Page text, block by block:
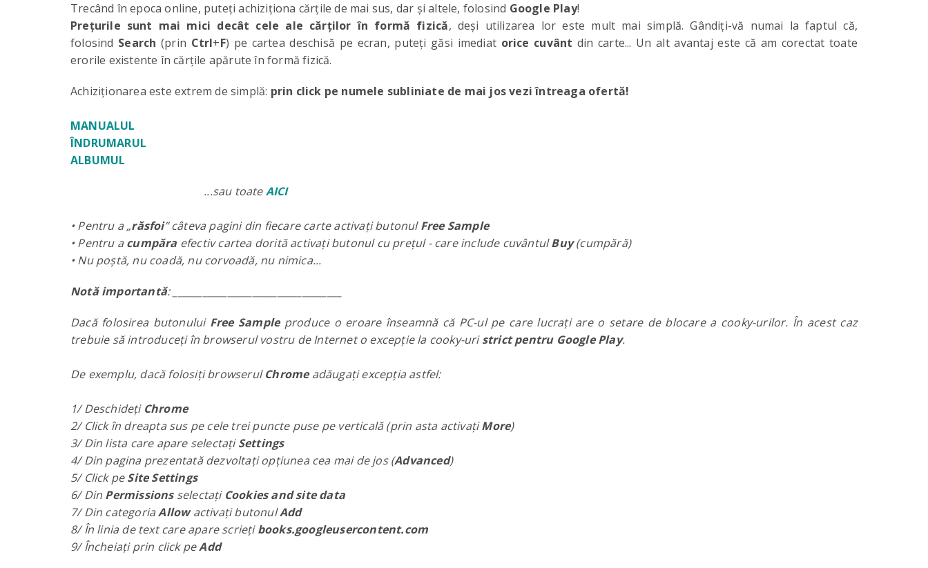
Trecând în epoca online, puteți achiziționa cărțile de mai sus, dar și altele, folosind Google Play!
Prețurile sunt mai mici decât cele ale cărților în formă fizică, deși utilizarea lor este mult mai simplă. Gândiți-vă numai la faptul că,
folosind Search (prin Ctrl+F) pe cartea deschisă pe ecran, puteți găsi imediat orice cuvânt din carte... Un alt avantaj este că am corectat toate
erorile existente în cărțile apărute în formă fizică.
Achiziționarea este extrem de simplă: prin click pe numele subliniate de mai jos vezi întreaga ofertă!
MANUALUL
ÎNDRUMARUL
ALBUMUL
...sau toateAICI
• Pentru a „răsfoi” câteva pagini din fiecare carte activați butonulFree Sample
• Pentru a cumpăra efectiv cartea dorită activați butonul cu prețul - care include cuvântulBuy(cumpără)
• Nu poștă, nu coadă, nu corvoadă, nu nimica...
Notă importantă: __________________________________
Dacă folosirea butonului Free Sampleproduce o eroare înseamnă că PC-ul pe care lucrați are o setare de blocare a cooky-urilor. În acest caz
trebuie să introducețiîn browserul vostru de Interneto excepțiela cooky-uristrict pentru Google Play.
De exemplu, dacă folosiți browserulChrome adăugați excepția astfel:
1/ Deschideți Chrome
2/ Click în dreapta sus pe cele trei puncte puse pe verticală (prin asta activațiMore)
3/ Din lista care apare selectațiSettings
4/ Din pagina prezentată dezvoltați opțiunea cea mai de jos (Advanced)
5/ Click peSite Settings
6/ Din Permissions selectați Cookies and site data
7/ Din categoriaAllowactivați butonulAdd
8/ În linia de text care apare scriețibooks.googleusercontent.com
9/ Încheiați prin click peAdd